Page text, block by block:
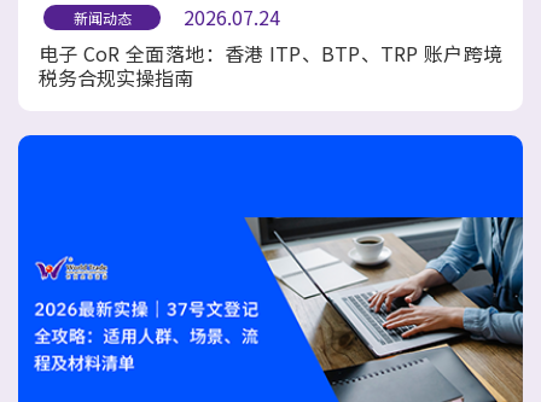
新闻动态
2026.07.24
电子 CoR 全面落地：香港 ITP、BTP、TRP 账户跨境
税务合规实操指南